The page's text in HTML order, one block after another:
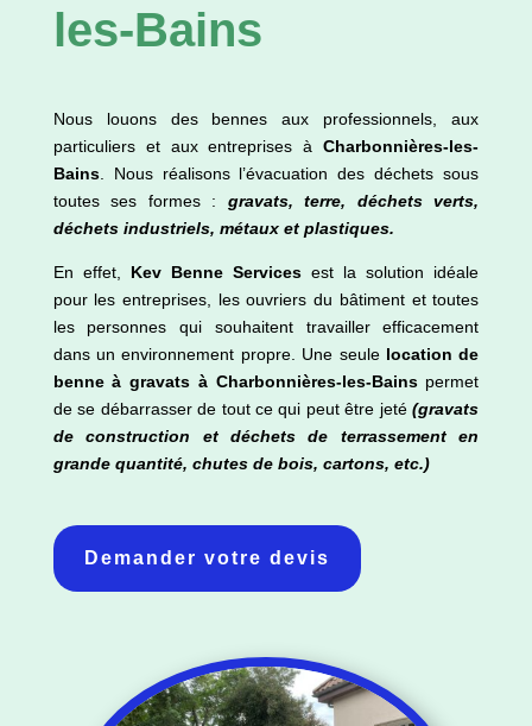
les-Bains
Nous louons des bennes aux professionnels, aux
particuliers et aux entreprises àCharbonnières-les-
Bains. Nous réalisons l’évacuation des déchets sous
toutes ses formes : gravats, terre, déchets verts,
déchets industriels, métaux et plastiques.
En effet, Kev Benne Services est la solution idéale
pour les entreprises, les ouvriers du bâtiment et toutes
les personnes qui souhaitent travailler efficacement
dans un environnement propre. Une seule location de
benne à gravats à Charbonnières-les-Bainspermet
de se débarrasser de tout ce qui peut être jeté(gravats
de construction et déchets de terrassement en
grande quantité, chutes de bois, cartons, etc.)
Demander votre devis